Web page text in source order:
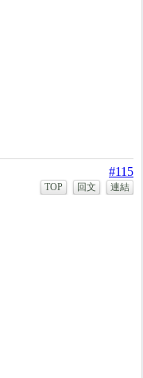
#115
TOP 回文 連結